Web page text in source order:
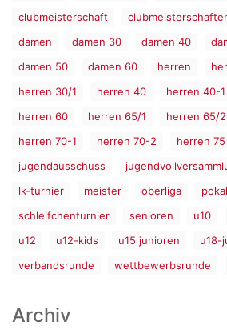
clubmeisterschaft
damen
damen 30 damen 40
damen 50
damen 60 herren
herren 30/1
herren 40 herren 40-1
herren 60
herren 65/1 herren 65/2
herren 70-1
herren 70-2 herren 75
jugendausschuss
lk-turnier
meister oberliga
pokal
schleifchenturnier
senioren u10
u12
u12-kids u15 junioren
u18-
verbandsrunde
wettbewerbsrunde
Archiv